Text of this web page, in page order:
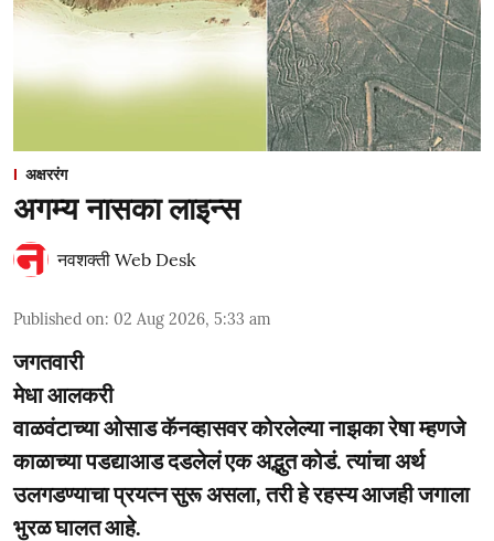
अक्षररंग
अगम्य नासका लाइन्स
नवशक्ती Web Desk
Published on: 02 Aug 2026, 5:33 am
जगतवारी
मेधा आलकरी
वाळवंटाच्या ओसाड कॅनव्हासवर कोरलेल्या नाझका रेषा म्हणजे
काळाच्या पडद्याआड दडलेलं एक अद्भुत कोडं. त्यांचा अर्थ
उलगडण्याचा प्रयत्न सुरू असला, तरी हे रहस्य आजही जगाला
भुरळ घालत आहे.